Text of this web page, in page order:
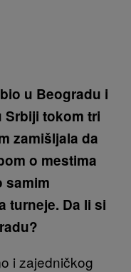
u Beogradu i
Srbiji tokom tri
zamišljala da
o mestima
samim
turneje. Da li si
i zajedničkog